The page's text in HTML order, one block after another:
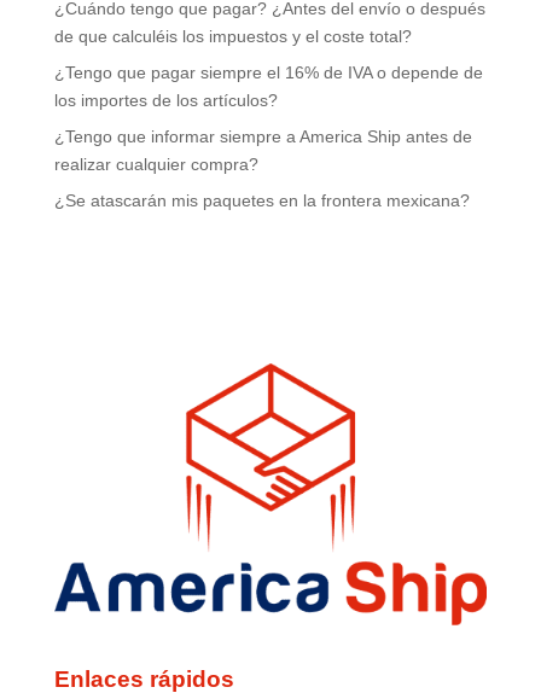
¿Cuándo tengo que pagar? ¿Antes del envío o después
de que calculéis los impuestos y el coste total?
¿Tengo que pagar siempre el 16% de IVA o depende de
los importes de los artículos?
¿Tengo que informar siempre a America Ship antes de
realizar cualquier compra?
¿Se atascarán mis paquetes en la frontera mexicana?
Enlaces rápidos